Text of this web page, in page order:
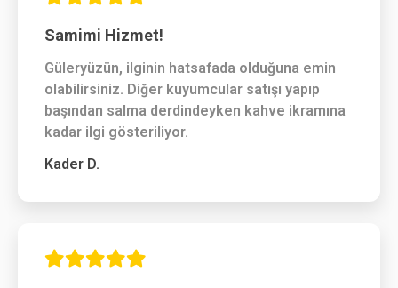
Samimi Hizmet!
Güleryüzün, ilginin hatsafada olduğuna emin
olabilirsiniz. Diğer kuyumcular satışı yapıp
başından salma derdindeyken kahve ikramına
kadar ilgi gösteriliyor.
Kader D.